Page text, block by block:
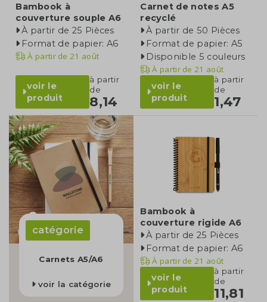
Bambook à
couverture souple A6
À partir de 25 Pièces
Format de papier: A6
À partir de 21 août
voir le
produit
à partir
de
8,14
Carnet de notes A5
recyclé
À partir de 50 Pièces
Format de papier: A5
Disponible 5 couleurs
À partir de 21 août
voir le
produit
à partir
de
1,47
catégorie
Carnets A5/A6
voir la catégorie
Bambook à
couverture rigide A6
À partir de 25 Pièces
Format de papier: A6
À partir de 21 août
voir le
produit
à partir
de
11,81